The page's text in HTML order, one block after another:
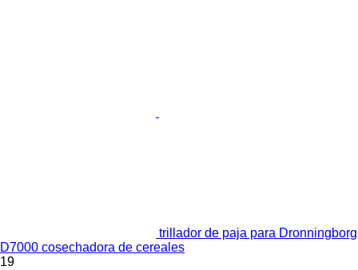
trillador de paja para Dronningborg
D7000 cosechadora de cereales
19